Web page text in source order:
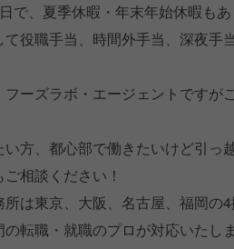
で、夏季休暇・年末年始休暇もあ
役職手当、時間外手当、深夜手
フーズラボ・エージェントですが
い方、都心部で働きたいけど引
相談ください！
は東京、大阪、名古屋、福岡の
の転職・就職のプロが対応いたし